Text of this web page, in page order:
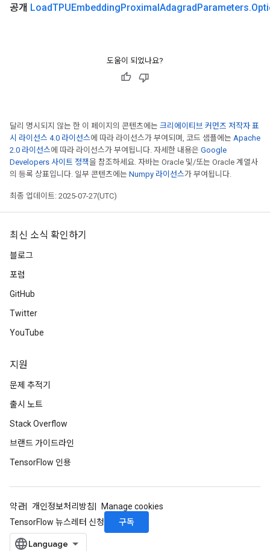
공개 LoadTPUEmbeddingProximalAdagradParameters.
도움이 되었나요?
달리 명시되지 않는 한 이 페이지의 콘텐츠에는 크리에이티브 커먼즈 저작자 표
시 라이선스 4.0 라이선스에 따라 라이선스가 부여되며, 코드 샘플에는 Apache
2.0 라이선스에 따라 라이선스가 부여됩니다. 자세한 내용은 Google
Developers 사이트 정책을 참조하세요. 자바는 Oracle 및/또는 Oracle 계열사
의 등록 상표입니다. 일부 콘텐츠에는 Numpy 라이선스가 부여됩니다.
최종 업데이트: 2025-07-27(UTC)
최신 소식 확인하기
블로그
포럼
GitHub
Twitter
YouTube
지원
문제 추적기
출시 노트
Stack Overflow
브랜드 가이드라인
TensorFlow 인용
약관 개인정보처리방침
Manage cookies
TensorFlow 뉴스레터 신청
구독